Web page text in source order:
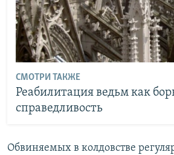
СМОТРИ ТАКЖЕ
Реабилитация ведьм как
справедливость
Обвиняемых в колдовстве